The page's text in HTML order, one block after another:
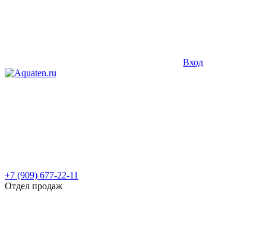
Вход
+7 (909) 677-22-11
Отдел продаж